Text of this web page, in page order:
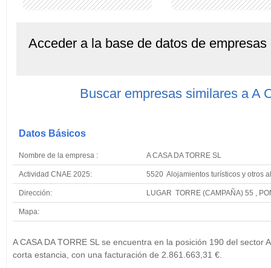
Acceder a la base de datos de
Buscar empresas similares a A
Datos Básicos
Nombre de la empresa : A CASA DA TORRE SL
Actividad CNAE 2025: 5520 Alojamientos turísticos y otros
Dirección: LUGAR TORRE (CAMPAÑA) 55 ,
Mapa:
−
A CASA DA TORRE SL se encuentra en la posición 190 del
corta estancia, con una facturación de 2.861.663,31 €.